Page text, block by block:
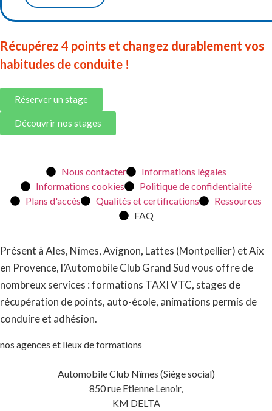
Récupérez 4 points et changez durablement vos
habitudes de conduite !
Réserver un stage
Découvrir nos stages
Nous contacter
Informations légales
Informations cookies
Politique de confidentialité
Plans d'accès
Qualités et certifications
Ressources
FAQ
Présent à Ales, Nîmes, Avignon, Lattes (Montpellier) et Aix
en Provence, l’Automobile Club Grand Sud vous offre de
nombreux services : formations TAXI VTC, stages de
récupération de points, auto-école, animations permis de
conduire et adhésion.
nos agences et lieux de formations
Automobile Club Nîmes (Siège social)
850 rue Etienne Lenoir,
KM DELTA